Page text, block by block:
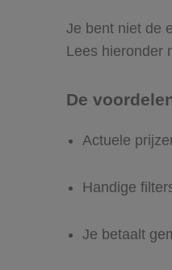
Je bent niet de
Lees hieronder
De
Actuele
Handige
Je betaalt